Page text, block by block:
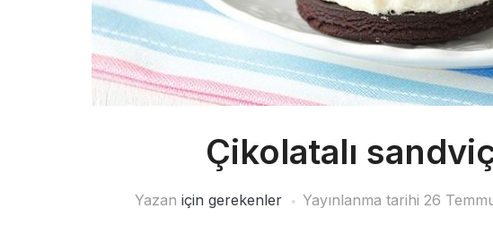
Çikolatalı
Yazan için gerekenler Yayınlanma tarihi 26